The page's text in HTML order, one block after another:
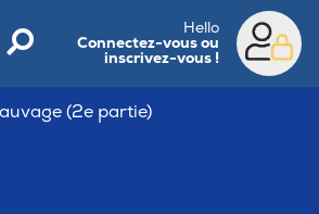
Hello
Connectez-vous ou
inscrivez-vous !
(2e partie)